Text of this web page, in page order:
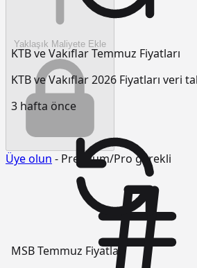
KTB ve Vakıflar Temmuz Fiyatları
KTB ve Vakıflar 2026 Fiyatları veri
3 hafta önce
MSB Temmuz Fiyatları
Yaklaşık Maliyete Ekle
Üye olun - Premium/Pro gerekli